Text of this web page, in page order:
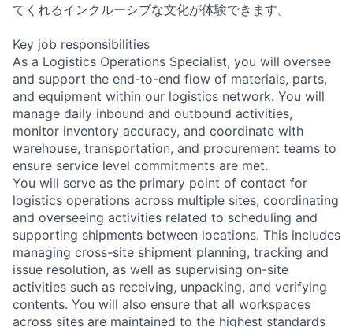
てくれるインクルーシブな文化が体験できます。
Key job responsibilities
As a Logistics Operations Specialist, you will oversee
and support the end-to-end flow of materials, parts,
and equipment within our logistics network. You will
manage daily inbound and outbound activities,
monitor inventory accuracy, and coordinate with
warehouse, transportation, and procurement teams to
ensure service level commitments are met.
You will serve as the primary point of contact for
logistics operations across multiple sites, coordinating
and overseeing activities related to scheduling and
supporting shipments between locations. This includes
managing cross-site shipment planning, tracking and
issue resolution, as well as supervising on-site
activities such as receiving, unpacking, and verifying
contents. You will also ensure that all workspaces
across sites are maintained to the highest standards